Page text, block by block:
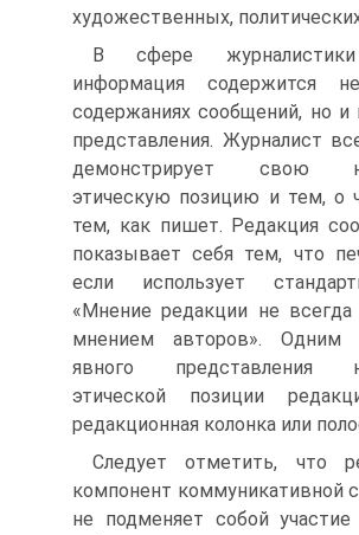
художественных,
В сфере журналистики
информация содержится
содержаниях сообщений, но и
представления. Журналист
демонстрирует свою
этическую позицию и тем, о
тем, как пишет. Редакция
показывает себя тем, что
если использует
«Мнение редакции не всегда
мнением авторов». Одним
явного представления
этической позиции
редакционная колонка или
Следует отметить, что
компонент коммуникативной
не подменяет собой